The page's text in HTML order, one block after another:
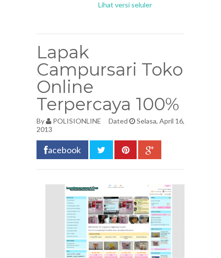
Lihat versi seluler
Lapak
Campursari Toko
Online
Terpercaya 100%
By POLISIONLINE Dated
Selasa, April 16,
2013
acebook